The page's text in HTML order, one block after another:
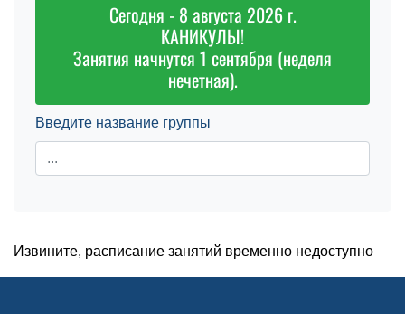
Сегодня - 8 августа 2026 г.
КАНИКУЛЫ!
Занятия начнутся 1 сентября (неделя
нечетная).
Введите название группы
Извините, расписание занятий временно недоступно